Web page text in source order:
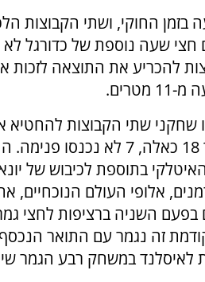
החוקי, ושתי הקבוצות
שעה נוספת של כדורגל לא
להכריע את התוצאה לזכות
שחקני שתי הקבוצות להחטיא
הבעיטות כשמתוך 18 כאלה, 7 לא נכנסו
בתוספת לכיבוש של
אלופי העולם הנוכחיים,
בפעם השניה ברציפות לחצי
זה נגמר עם התואר
לאיסלנד במשחק רבע הגמר